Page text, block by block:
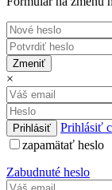
Zmeniť
×
Prihlásiť
zapamätať heslo
Zabudnuté heslo